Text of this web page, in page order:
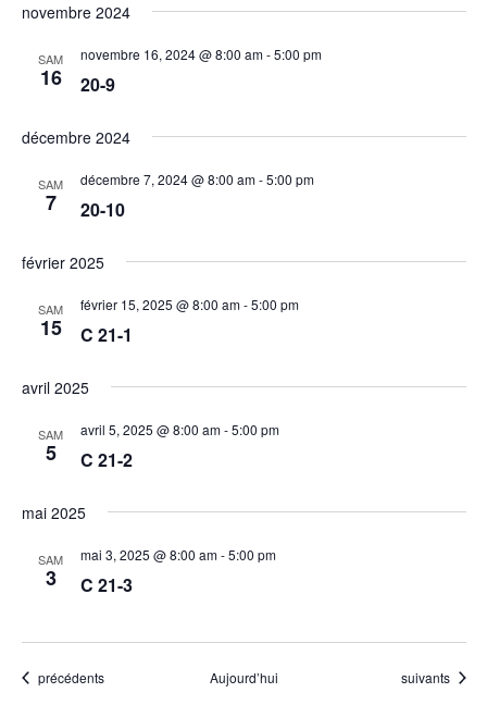
novembre 2024
SAM
16 20-9
novembre 16, 2024 @ 8:00 am-5:00 pm
décembre 2024
SAM
7 20-10
décembre 7, 2024 @ 8:00 am-5:00 pm
février 2025
SAM
15 C 21-1
février 15, 2025 @ 8:00 am-5:00 pm
avril 2025
SAM
5 C 21-2
avril 5, 2025 @ 8:00 am-5:00 pm
mai 2025
SAM
3 C 21-3
mai 3, 2025 @ 8:00 am-5:00 pm
Évènements
précédents Aujourd’hui Évènements
suivants